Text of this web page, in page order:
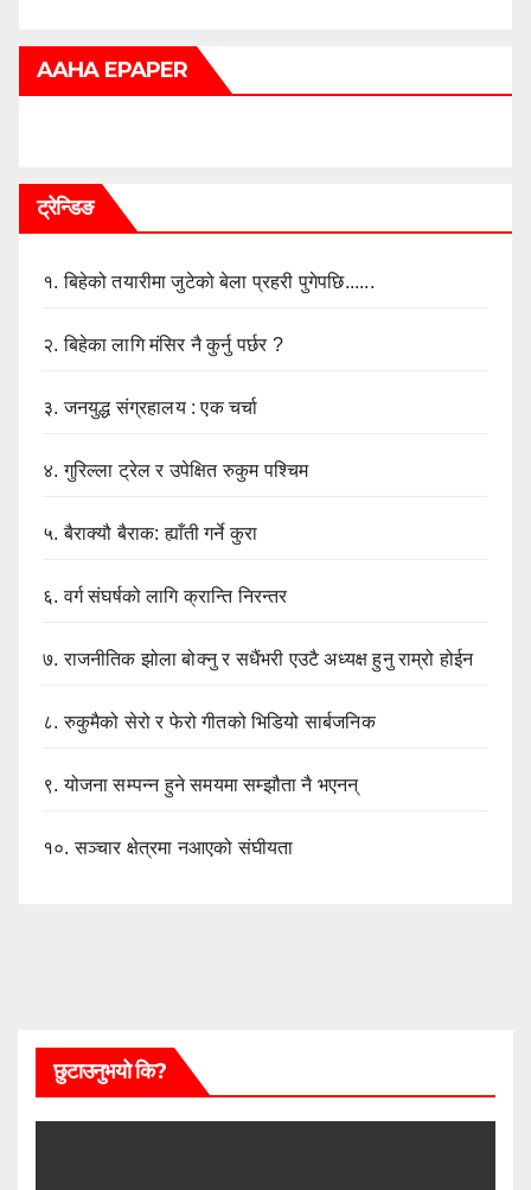
AAHA EPAPER
ट्रेन्डिङ
१.बिहेको तयारीमा जुटेको बेला प्रहरी पुगेपछि......
२.बिहेका लागि मंसिर नै कुर्नु पर्छर ?
३.जनयुद्ध संग्रहालय : एक चर्चा
४.गुरिल्ला ट्रेल र उपेक्षित रुकुम पश्चिम
५.बैराक्यौ बैराक: ह्याँती गर्ने कुरा
६.वर्ग संघर्षको लागि क्रान्ति निरन्तर
७.राजनीतिक झोला बोक्नु र सधैंभरी एउटै अध्यक्ष हुनु राम्रो होईन
८.रुकुमैको सेरो र फेरो गीतको भिडियो सार्बजनिक
९.योजना सम्पन्न हुने समयमा सम्झौता नै भएनन्
१०.सञ्चार क्षेत्रमा नआएको संघीयता
छुटाउनुभयो कि?